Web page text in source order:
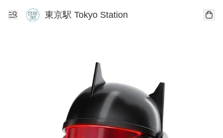
東京駅 Tokyo Station